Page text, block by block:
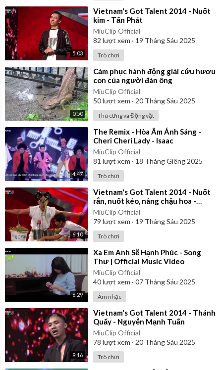
5:03
⁣Vietnam's Got Talent 2014 - Nuốt
kim - Tấn Phát
MiuClip Official
82 lượt xem · 19 Tháng Sáu 2025
Trò chơi
0:50
⁣Cảm phục hành động giải cứu hươu
con của người đàn ông
MiuClip Official
50lượt xem · 20 Tháng Sáu 2025
Thú cưng và Động vật
4:47
⁣The Remix - Hòa Âm Ánh Sáng -
Cheri Cheri Lady - Isaac
MiuClip Official
81 lượt xem · 18 Tháng Giêng 2025
Trò chơi
6:10
⁣Vietnam's Got Talent 2014 - Nuốt
rắn, nuốt kéo, nâng chậu hoa -
Nhóm Bảo Cường
MiuClip Official
79 lượt xem · 19 Tháng Sáu 2025
Trò chơi
6:29
⁣Xa Em Anh Sẽ Hạnh Phúc - Song
Thư | Official Music Video
MiuClip Official
40lượt xem · 07 Tháng Sáu 2025
Âm nhạc
9:16
⁣Vietnam's Got Talent 2014 - Thánh
Quẩy - Nguyễn Mạnh Tuấn
MiuClip Official
78 lượt xem · 20 Tháng Sáu 2025
Trò chơi